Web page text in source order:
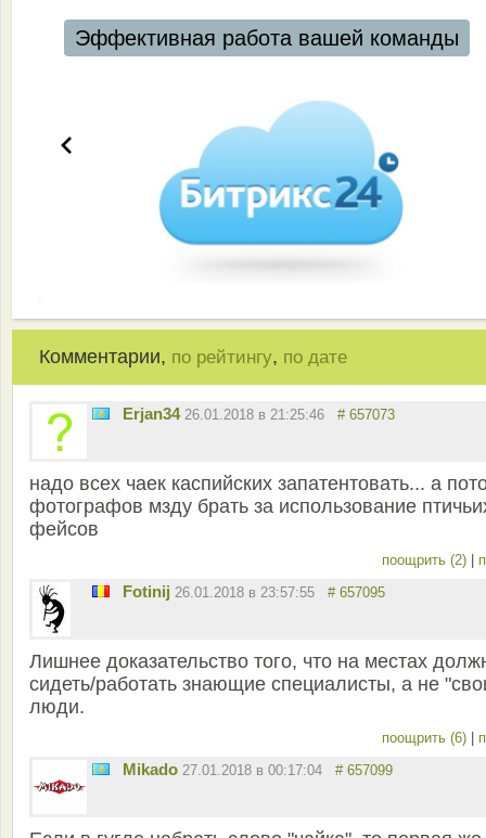
Эффективная работа вашей команды
Комментарии, по рейтингу, по дате
Erjan34 26.01.2018 в 21:25:46 # 657073
надо всех чаек каспийских запатентовать... а
фотографов мзду брать за использование
фейсов
поощрить (2) |
Fotinij 26.01.2018 в 23:57:55 # 657095
Лишнее доказательство того, что на местах
сидеть/работать знающие специалисты, а не
люди.
поощрить (6) |
Mikado 27.01.2018 в 00:17:04 # 657099